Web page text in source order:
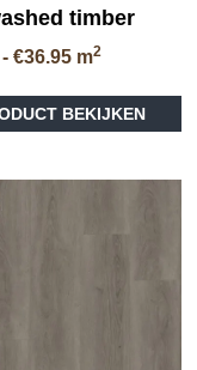
timber
- €36.95Prijsklasse:
tot
€36.95
m2
BEKIJKEN